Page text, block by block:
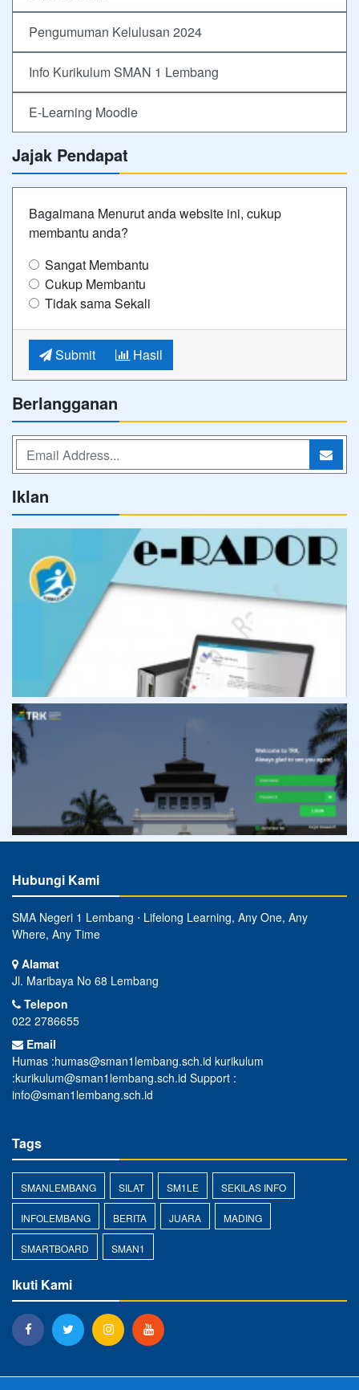
Pengumuman Kelulusan 2024
Info Kurikulum SMAN 1 Lembang
E-Learning Moodle
Jajak Pendapat
Bagaimana Menurut anda website ini, cukup
membantu anda?
Sangat Membantu
Cukup Membantu
Tidak sama Sekali
Submit Hasil
Berlangganan
Iklan
Hubungi Kami
SMA Negeri 1 Lembang ⋅ Lifelong Learning, Any One, Any
Where, Any Time
Alamat
Jl. Maribaya No 68 Lembang
Telepon
022 2786655
Email
Humas :humas@sman1lembang.sch.id kurikulum
:kurikulum@sman1lembang.sch.id Support :
info@sman1lembang.sch.id
Tags
SMANLEMBANG SILAT SM1LE SEKILAS INFO
INFOLEMBANG BERITA JUARA MADING
SMARTBOARD SMAN1
Ikuti Kami